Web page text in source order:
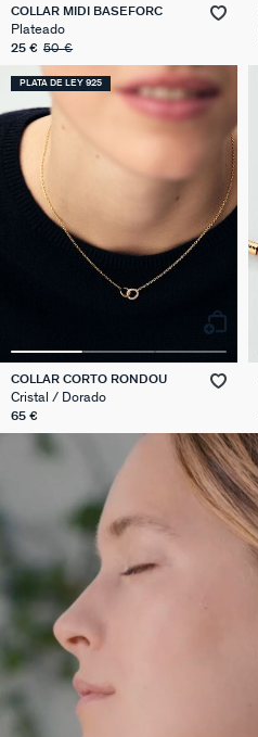
COLLAR MIDI BASEFORC
Plateado
25 € 50 €
PLATA DE LEY 925
COLLAR CORTO RONDOU
Cristal / Dorado
65 €